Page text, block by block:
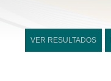
VER RESULTADOS